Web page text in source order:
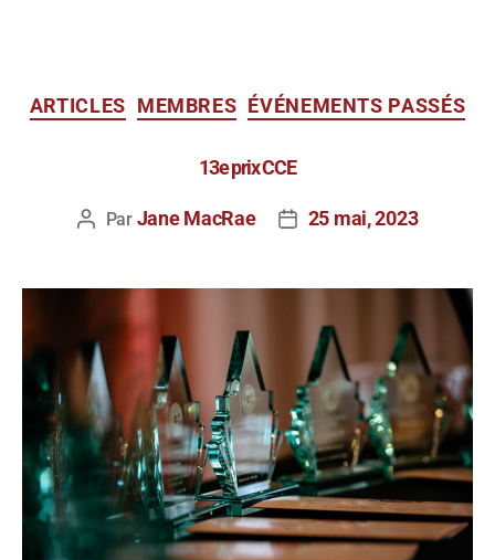
ARTICLES MEMBRES ÉVÉNEMENTS PASSÉS
13e prix CCE
Par Jane MacRae 25 mai, 2023